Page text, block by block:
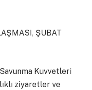
ŞUBAT
Kuvvetleri
ziyaretler ve